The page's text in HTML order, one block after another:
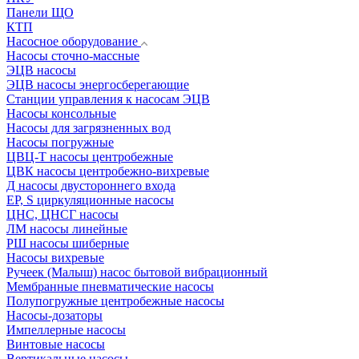
Панели ЩО
КТП
Насосное оборудование
Насосы сточно-массные
ЭЦВ насосы
ЭЦВ насосы энергосберегающие
Станции управления к насосам ЭЦВ
Насосы консольные
Насосы для загрязненных вод
Насосы погружные
ЦВЦ-Т насосы центробежные
ЦВК насосы центробежно-вихревые
Д насосы двустороннего входа
EP, S циркуляционные насосы
ЦНС, ЦНСГ насосы
ЛМ насосы линейные
РШ насосы шиберные
Насосы вихревые
Ручеек (Малыш) насос бытовой вибрационный
Мембранные пневматические насосы
Полупогружные центробежные насосы
Насосы-дозаторы
Импеллерные насосы
Винтовые насосы